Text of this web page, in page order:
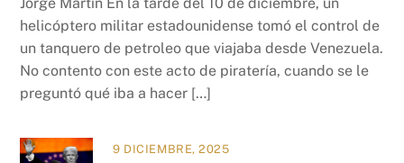
helicóptero militar estadounidense tomó el control de
un tanquero de petroleo que viajaba desde Venezuela.
No contento con este acto de piratería, cuando se le
preguntó qué iba a hacer […]
9 DICIEMBRE, 2025